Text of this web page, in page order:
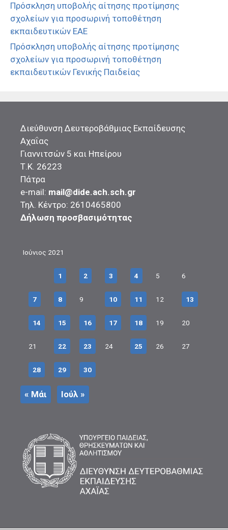
Πρόσκληση υποβολής αίτησης προτίμησης
σχολείων για προσωρινή τοποθέτηση
εκπαιδευτικών ΕΑΕ
Πρόσκληση υποβολής αίτησης προτίμησης
σχολείων για προσωρινή τοποθέτηση
εκπαιδευτικών Γενικής Παιδείας
Διεύθυνση Δευτεροβάθμιας Εκπαίδευσης
Αχαΐας
Γιαννιτσών 5 και Ηπείρου
Τ.Κ. 26223
Πάτρα
e-mail: mail@dide.ach.sch.gr
Τηλ. Κέντρο: 2610465800
Δήλωση προσβασιμότητας
Ιούνιος 2021
1 2 3 4 5 6
7 8 9 10 11 12 13
14 15 16 17 18 19 20
21 22 23 24 25 26 27
28 29 30
« Μάι Ιούλ »